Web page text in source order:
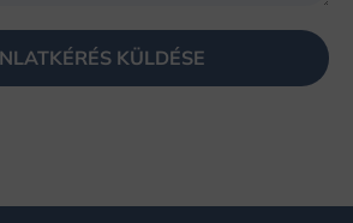
KÜLDÉSE